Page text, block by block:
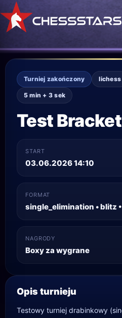
Turniej zakończony lichess
5 min + 3 sek
Test
START
03.06.2026 14:10
FORMAT
single_elimination • blitz
NAGRODY
Boxy za wygrane
Opis turnieju
Testowy turniej drabinkowy